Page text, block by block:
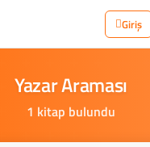
Giriş
YazarAraması
1 kitap bulundu